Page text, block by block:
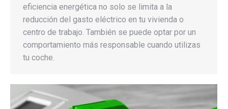
eficiencia energética no solo se limita a la
reducción del gasto eléctrico en tu vivienda o
centro de trabajo. También se puede optar por un
comportamiento más responsable cuando utilizas
tu coche.